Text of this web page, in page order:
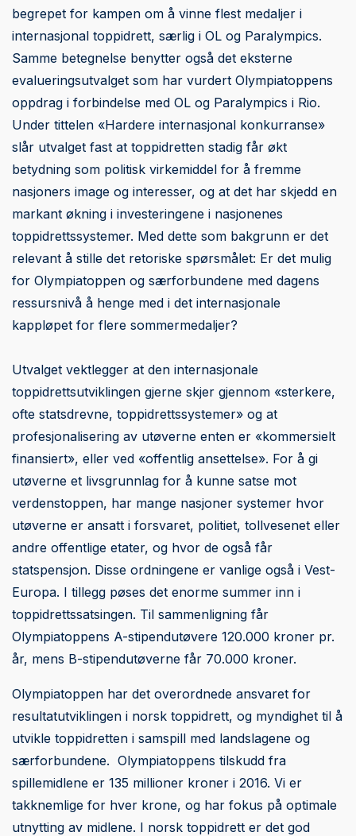
begrepet for kampen om å vinne flest medaljer i
internasjonal toppidrett, særlig i OL og Paralympics.
Samme betegnelse benytter også det eksterne
evalueringsutvalget som har vurdert Olympiatoppens
oppdrag i forbindelse med OL og Paralympics i Rio.
Under tittelen «Hardere internasjonal konkurranse»
slår utvalget fast at toppidretten stadig får økt
betydning som politisk virkemiddel for å fremme
nasjoners image og interesser, og at det har skjedd en
markant økning i investeringene i nasjonenes
toppidrettssystemer. Med dette som bakgrunn er det
relevant å stille det retoriske spørsmålet: Er det mulig
for Olympiatoppen og særforbundene med dagens
ressursnivå å henge med i det internasjonale
kappløpet for flere sommermedaljer?
Utvalget vektlegger at den internasjonale
toppidrettsutviklingen gjerne skjer gjennom «sterkere,
ofte statsdrevne, toppidrettssystemer» og at
profesjonalisering av utøverne enten er «kommersielt
finansiert», eller ved «offentlig ansettelse». For å gi
utøverne et livsgrunnlag for å kunne satse mot
verdenstoppen, har mange nasjoner systemer hvor
utøverne er ansatt i forsvaret, politiet, tollvesenet eller
andre offentlige etater, og hvor de også får
statspensjon. Disse ordningene er vanlige også i Vest-
Europa. I tillegg pøses det enorme summer inn i
toppidrettssatsingen. Til sammenligning får
Olympiatoppens A-stipendutøvere 120.000 kroner pr.
år, mens B-stipendutøverne får 70.000 kroner.
Olympiatoppen har det overordnede ansvaret for
resultatutviklingen i norsk toppidrett, og myndighet til å
utvikle toppidretten i samspill med landslagene og
særforbundene. Olympiatoppens tilskudd fra
spillemidlene er 135 millioner kroner i 2016. Vi er
takknemlige for hver krone, og har fokus på optimale
utnytting av midlene. I norsk toppidrett er det god